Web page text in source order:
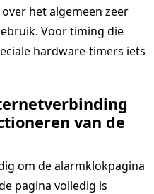
het algemeen zeer
Voor timing die
hardware-timers iets
van de
om de alarmklokpagina
pagina volledig is